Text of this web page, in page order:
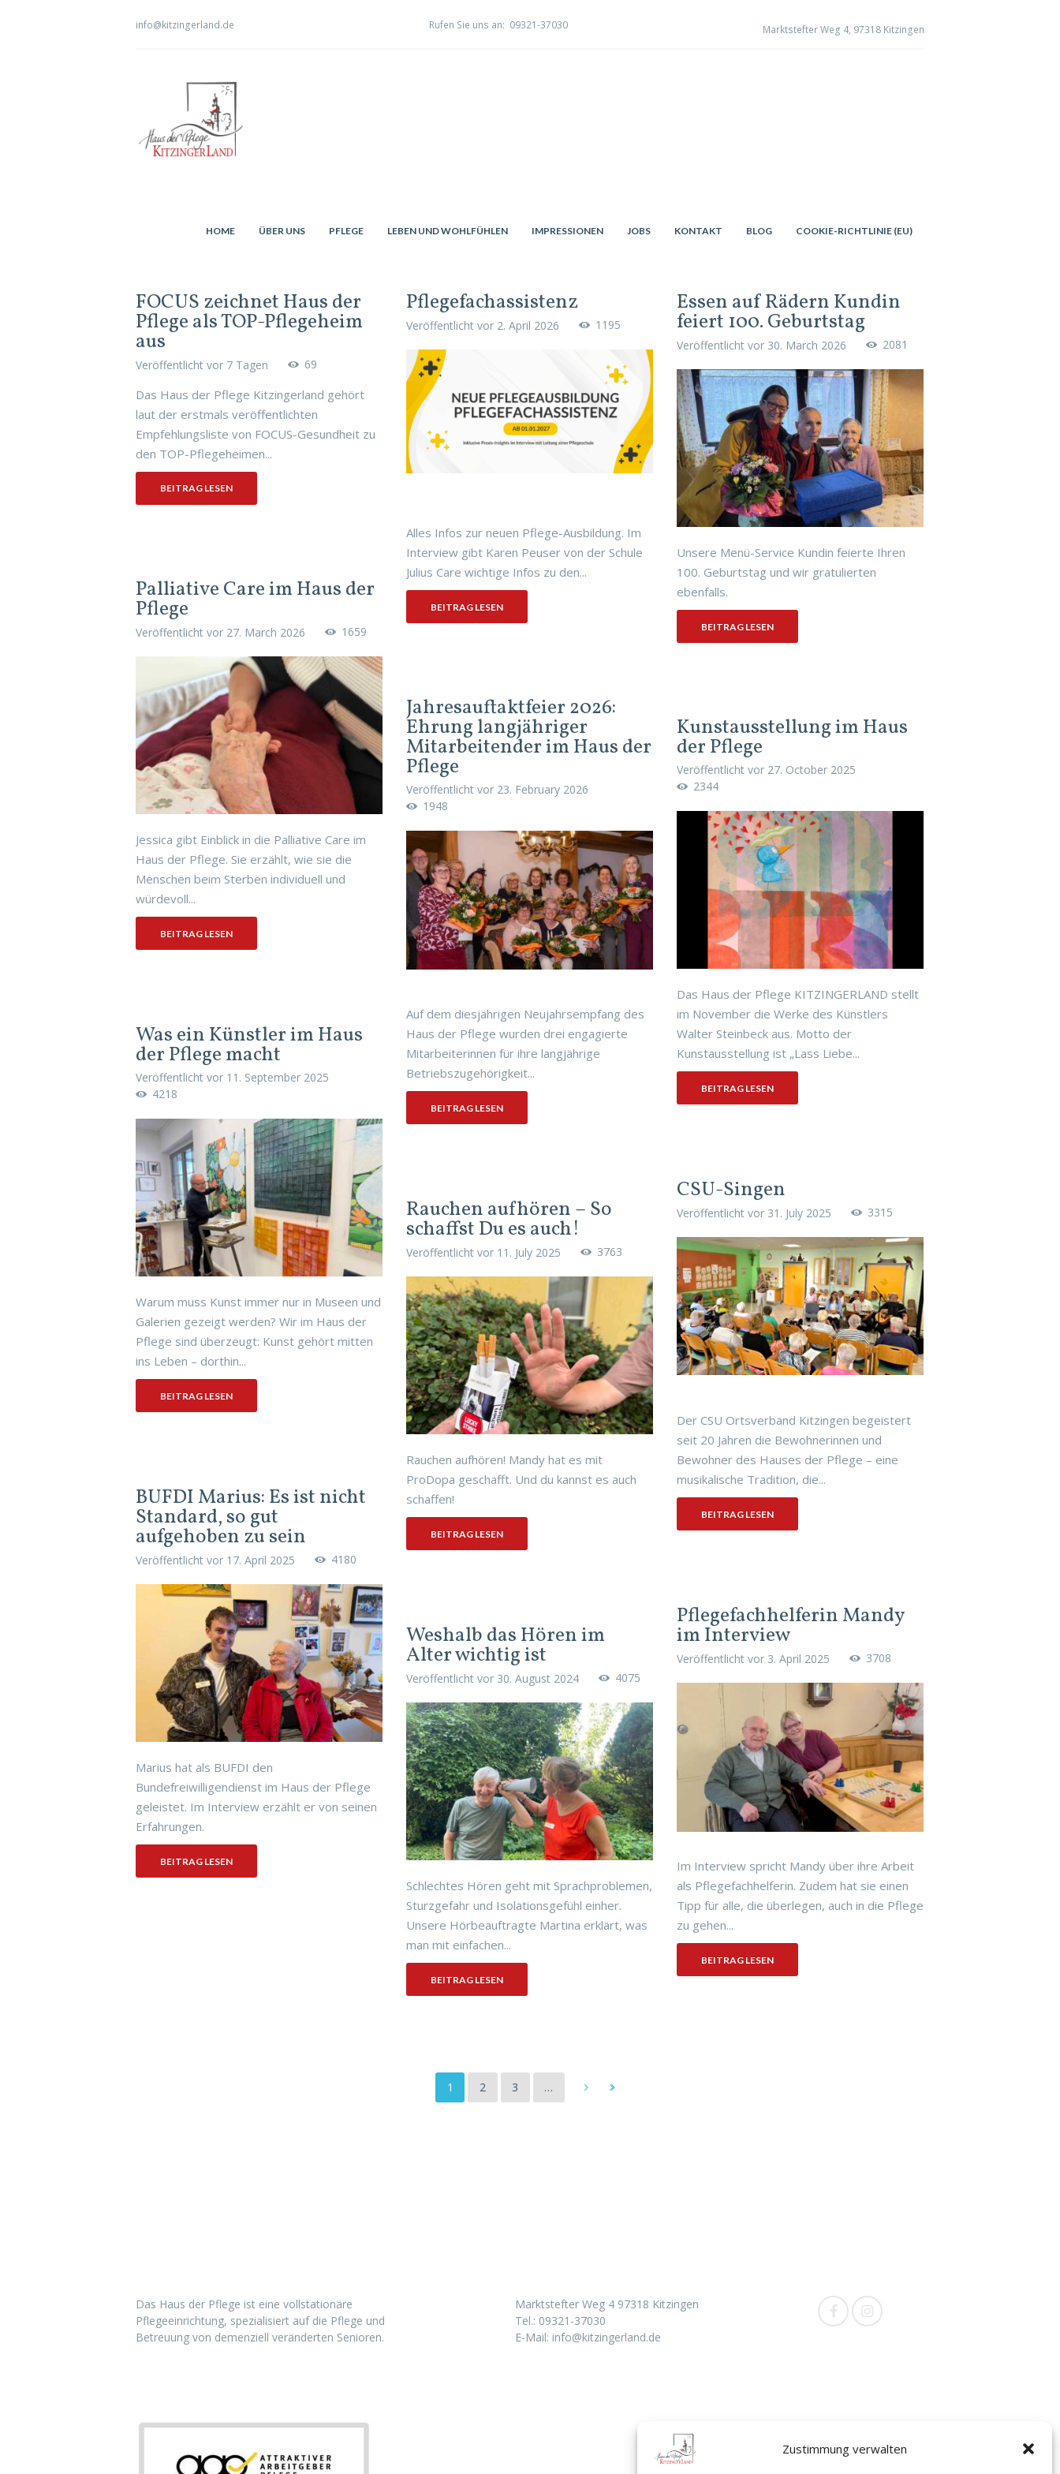
Zustimmung verwalten
info@kitzingerland.de Rufen Sie uns an: 09321-37030 Marktstefter Weg 4, 97318 Kitzingen
HOME ÜBER UNS PFLEGE LEBEN UND WOHLFÜHLEN IMPRESSIONEN JOBS KONTAKT BLOG COOKIE-RICHTLINIE (EU)
FOCUS zeichnet Haus der
Pflege als TOP-Pflegeheim
aus
Veröffentlicht vor 7 Tagen 69
Das Haus der Pflege Kitzingerland gehört
laut der erstmals veröffentlichten
Empfehlungsliste von FOCUS-Gesundheit zu
den TOP-Pflegeheimen...
BEITRAG LESEN
Pflegefachassistenz
Veröffentlicht vor 2. April 2026 1195
Alles Infos zur neuen Pflege-Ausbildung. Im
Interview gibt Karen Peuser von der Schule
Julius Care wichtige Infos zu den...
BEITRAG LESEN
Essen auf Rädern Kundin
feiert 100. Geburtstag
Veröffentlicht vor 30. March 2026 2081
Unsere Menü-Service Kundin feierte Ihren
100. Geburtstag und wir gratulierten
ebenfalls.
BEITRAG LESEN
Palliative Care im Haus der
Pflege
Veröffentlicht vor 27. March 2026 1659
Jessica gibt Einblick in die Palliative Care im
Haus der Pflege. Sie erzählt, wie sie die
Menschen beim Sterben individuell und
würdevoll...
BEITRAG LESEN
Jahresauftaktfeier 2026:
Ehrung langjähriger
Mitarbeitender im Haus der
Pflege
Veröffentlicht vor 23. February 2026
1948
Auf dem diesjährigen Neujahrsempfang des
Haus der Pflege wurden drei engagierte
Mitarbeiterinnen für ihre langjährige
Betriebszugehörigkeit...
BEITRAG LESEN
Kunstausstellung im Haus
der Pflege
Veröffentlicht vor 27. October 2025
2344
Das Haus der Pflege KITZINGERLAND stellt
im November die Werke des Künstlers
Walter Steinbeck aus. Motto der
Kunstausstellung ist „Lass Liebe...
BEITRAG LESEN
Was ein Künstler im Haus
der Pflege macht
Veröffentlicht vor 11. September 2025
4218
Warum muss Kunst immer nur in Museen und
Galerien gezeigt werden? Wir im Haus der
Pflege sind überzeugt: Kunst gehört mitten
ins Leben – dorthin...
BEITRAG LESEN
CSU-Singen
Veröffentlicht vor 31. July 2025 3315
Der CSU Ortsverband Kitzingen begeistert
seit 20 Jahren die Bewohnerinnen und
Bewohner des Hauses der Pflege – eine
musikalische Tradition, die...
BEITRAG LESEN
Rauchen aufhören – So
schaffst Du es auch!
Veröffentlicht vor 11. July 2025 3763
Rauchen aufhören! Mandy hat es mit
ProDopa geschafft. Und du kannst es auch
schaffen!
BEITRAG LESEN
BUFDI Marius: Es ist nicht
Standard, so gut
aufgehoben zu sein
Veröffentlicht vor 17. April 2025 4180
Marius hat als BUFDI den
Bundefreiwilligendienst im Haus der Pflege
geleistet. Im Interview erzählt er von seinen
Erfahrungen.
BEITRAG LESEN
Pflegefachhelferin Mandy
im Interview
Veröffentlicht vor 3. April 2025 3708
Im Interview spricht Mandy über ihre Arbeit
als Pflegefachhelferin. Zudem hat sie einen
Tipp für alle, die überlegen, auch in die Pflege
zu gehen...
BEITRAG LESEN
Weshalb das Hören im
Alter wichtig ist
Veröffentlicht vor 30. August 2024 4075
Schlechtes Hören geht mit Sprachproblemen,
Sturzgefahr und Isolationsgefühl einher.
Unsere Hörbeauftragte Martina erklärt, was
man mit einfachen...
BEITRAG LESEN
1 2 3 …
Das Haus der Pflege ist eine vollstationäre
Pflegeeinrichtung, spezialisiert auf die Pflege und
Betreuung von demenziell veränderten Senioren.
Marktstefter Weg 4 97318 Kitzingen
Tel.: 09321-37030
E-Mail: info@kitzingerland.de